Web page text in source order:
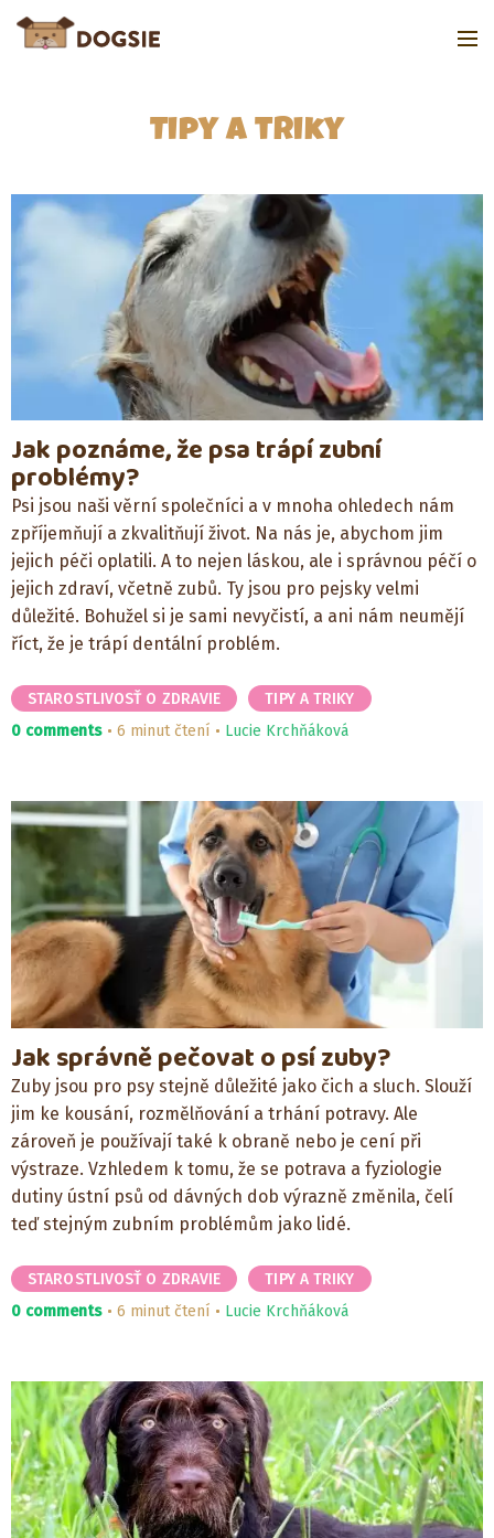
Tipy a triky
Jak poznáme, že psa trápí zubní
problémy?
Psi jsou naši věrní společníci a v mnoha ohledech nám
zpříjemňují a zkvalitňují život. Na nás je, abychom jim
jejich péči oplatili. A to nejen láskou, ale i správnou péčí o
jejich zdraví, včetně zubů. Ty jsou pro pejsky velmi
důležité. Bohužel si je sami nevyčistí, a ani nám neumějí
říct, že je trápí dentální problém.
STAROSTLIVOSŤ O ZDRAVIE
TIPY A TRIKY
0 comments
6 minut čtení Lucie Krchňáková
Jak správně pečovat o psí zuby?
Zuby jsou pro psy stejně důležité jako čich a sluch. Slouží
jim ke kousání, rozmělňování a trhání potravy. Ale
zároveň je používají také k obraně nebo je cení při
výstraze. Vzhledem k tomu, že se potrava a fyziologie
dutiny ústní psů od dávných dob výrazně změnila, čelí
teď stejným zubním problémům jako lidé.
STAROSTLIVOSŤ O ZDRAVIE
TIPY A TRIKY
0 comments
6 minut čtení Lucie Krchňáková